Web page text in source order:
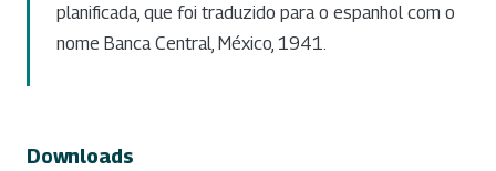
planificada, que foi traduzido para o espanhol com o
nome Banca Central, México, 1941.
Downloads